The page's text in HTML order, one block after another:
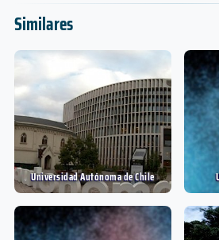
Similares
Universidad Autónoma de Chile